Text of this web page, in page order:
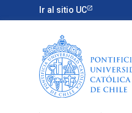
Ir al sitio UC